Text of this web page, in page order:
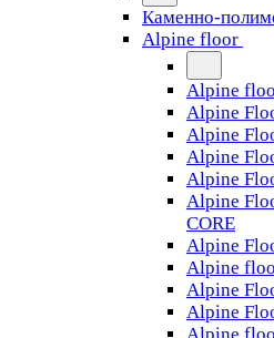
Каменно-
Alpine floor
Alpine
Alpine
Alpine
Alpine
Alpine
Alpine
CORE
Alpine
Alpine
Alpine
Alpine